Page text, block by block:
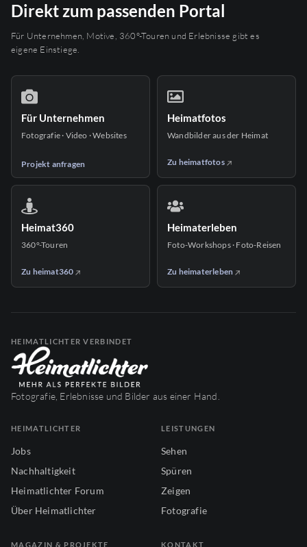
Direkt zum passenden Portal
Für Unternehmen, Motive, 360°-Touren und Erlebnisse gibt es
eigene Einstiege.
Für Unternehmen
Fotografie · Video · Websites
Projekt anfragen
Heimatfotos
Wandbilder aus der Heimat
Zu heimatfotos
Heimat360
360°-Touren
Zu heimat360
Heimaterleben
Foto-Workshops · Foto-Reisen
Zu heimaterleben
HEIMATLICHTER VERBINDET
Fotografie, Erlebnisse und Bilder aus einer Hand.
HEIMATLICHTER
Jobs
Nachhaltigkeit
Heimatlichter Forum
Über Heimatlichter
LEISTUNGEN
Sehen
Spüren
Zeigen
Fotografie
MAGAZIN & PROJEKTE KONTAKT